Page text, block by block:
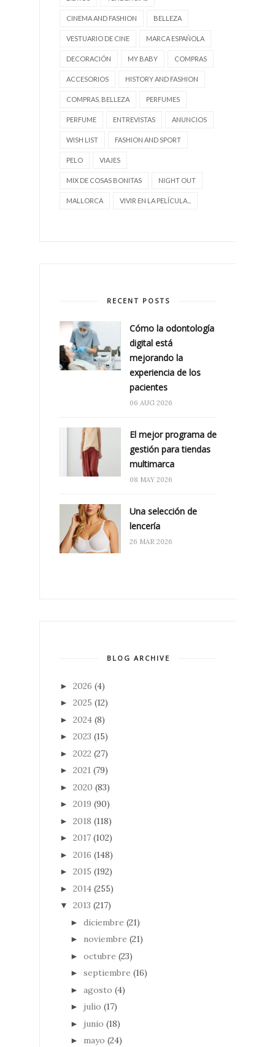
CINEMA AND FASHION BELLEZA
VESTUARIO DE CINE MARCA ESPAÑOLA
DECORACIÓN MY BABY COMPRAS
ACCESORIOS HISTORY AND FASHION
COMPRAS. BELLEZA PERFUMES
PERFUME ENTREVISTAS ANUNCIOS
WISH LIST FASHION AND SPORT
PELO VIAJES
MIX DE COSAS BONITAS NIGHT OUT
MALLORCA VIVIR EN LA PELÍCULA...
RECENT POSTS
Cómo la odontología
digital está
mejorando la
experiencia de los
pacientes
06 AUG 2026
El mejor programa de
gestión para tiendas
multimarca
08 MAY 2026
Una selección de
lencería
26 MAR 2026
BLOG ARCHIVE
► 2026 (4)
► 2025 (12)
► 2024 (8)
► 2023 (15)
► 2022 (27)
► 2021 (79)
► 2020 (83)
► 2019 (90)
► 2018 (118)
► 2017 (102)
► 2016 (148)
► 2015 (192)
► 2014 (255)
▼ 2013 (217)
► diciembre (21)
► noviembre (21)
► octubre (23)
► septiembre (16)
► agosto (4)
► julio (17)
► junio (18)
► mayo (24)